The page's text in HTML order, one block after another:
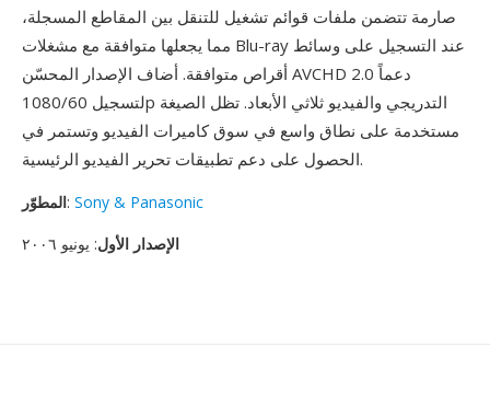
صارمة تتضمن ملفات قوائم تشغيل للتنقل بين المقاطع المسجلة،
مما يجعلها متوافقة مع مشغلات Blu-ray عند التسجيل على وسائط
أقراص متوافقة. أضاف الإصدار المحسّن AVCHD 2.0 دعماً
لتسجيل 1080/60p التدريجي والفيديو ثلاثي الأبعاد. تظل الصيغة
مستخدمة على نطاق واسع في سوق كاميرات الفيديو وتستمر في
الحصول على دعم تطبيقات تحرير الفيديو الرئيسية.
المطوّر: Sony & Panasonic
الإصدار الأول: يونيو ٢٠٠٦